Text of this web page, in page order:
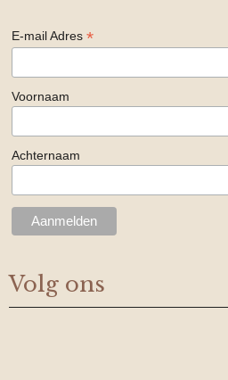
E-mail Adres*
Voornaam
Achternaam
Volg ons